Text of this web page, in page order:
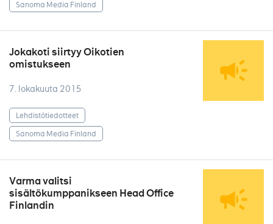
Sanoma Media Finland
Jokakoti siirtyy Oikotien
omistukseen
7. lokakuuta 2015
Lehdistötiedotteet
Sanoma Media Finland
Varma valitsi
sisältökumppanikseen Head Office
Finlandin